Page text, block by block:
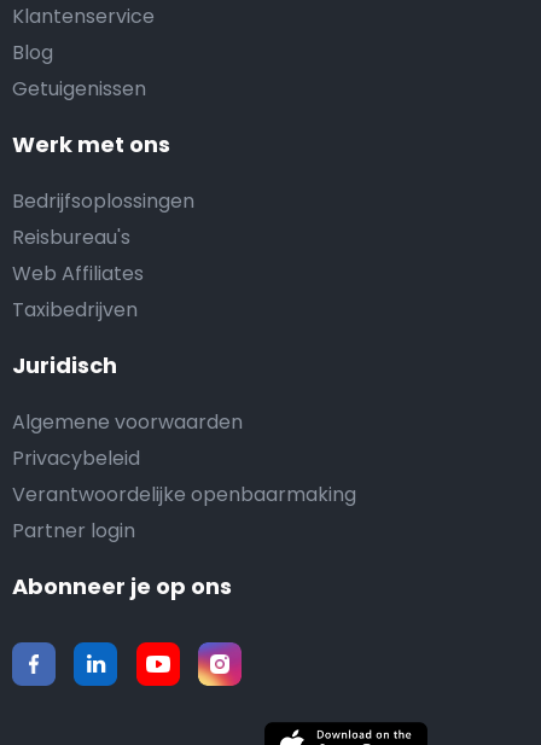
Klantenservice
Blog
Getuigenissen
Werk met ons
Bedrijfsoplossingen
Reisbureau's
Web Affiliates
Taxibedrijven
Juridisch
Algemene voorwaarden
Privacybeleid
Verantwoordelijke openbaarmaking
Partner login
Abonneer je op ons